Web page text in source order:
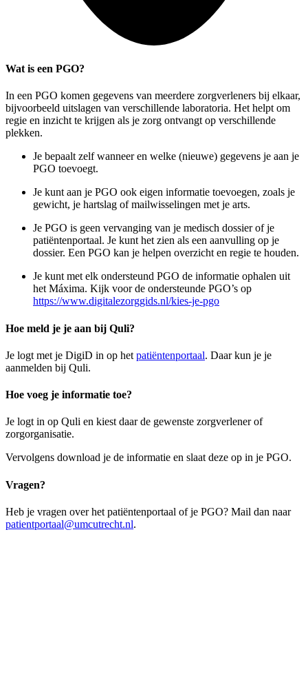
Wat is een PGO?
In een PGO komen gegevens van meerdere zorgverleners bij elkaar,
bijvoorbeeld uitslagen van verschillende laboratoria. Het helpt om
regie en inzicht te krijgen als je zorg ontvangt op verschillende
plekken.
Je bepaalt zelf wanneer en welke (nieuwe) gegevens je aan je
PGO toevoegt.
Je kunt aan je PGO ook eigen informatie toevoegen, zoals je
gewicht, je hartslag of mailwisselingen met je arts.
Je PGO is geen vervanging van je medisch dossier of je
patiëntenportaal. Je kunt het zien als een aanvulling op je
dossier. Een PGO kan je helpen overzicht en regie te houden.
Je kunt met elk ondersteund PGO de informatie ophalen uit
het Máxima. Kijk voor de ondersteunde PGO’s op
https://www.digitalezorggids.nl/kies-je-pgo
Hoe meld je je aan bij Quli?
Je logt met je DigiD in op het patiëntenportaal. Daar kun je je
aanmelden bij Quli.
Hoe voeg je informatie toe?
Je logt in op Quli en kiest daar de gewenste zorgverlener of
zorgorganisatie.
Vervolgens download je de informatie en slaat deze op in je PGO.
Vragen?
Heb je vragen over het patiëntenportaal of je PGO? Mail dan naar
patientportaal@umcutrecht.nl.